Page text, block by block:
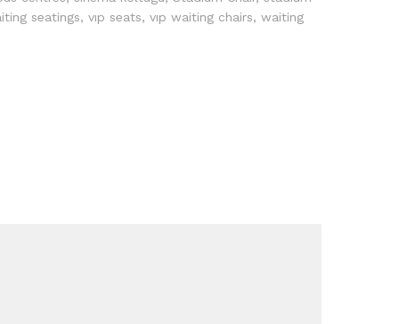
seatings, vıp seats, vıp waiting chairs, waiting